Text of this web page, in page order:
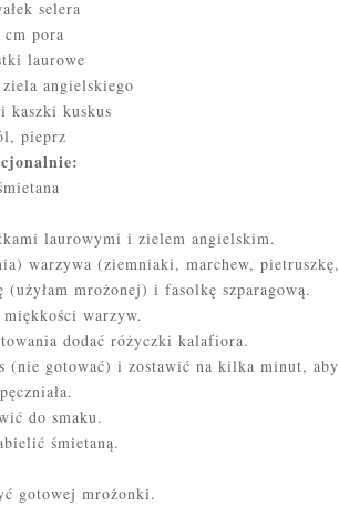
selera
cm pora
laurowe
angielskiego
kaszki kuskus
pieprz
laurowymi i zielem angielskim.
warzywa (ziemniaki, marchew, pietruszkę,
mrożonej) i fasolkę szparagową.
warzyw.
dodać różyczki kalafiora.
(nie gotować) i zostawić na kilka minut, aby
do smaku.
śmietaną.
gotowej mrożonki.